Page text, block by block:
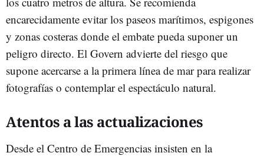
encarecidamente evitar los paseos marítimos, espigones
y zonas costeras donde el embate pueda suponer un
peligro directo. El Govern advierte del riesgo que
supone acercarse a la primera línea de mar para realizar
fotografías o contemplar el espectáculo natural.
Atentos a las actualizaciones
Desde el Centro de Emergencias insisten en la